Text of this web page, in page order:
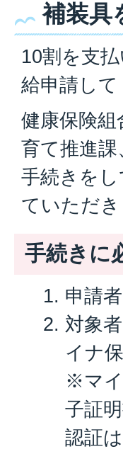
補装具
10割を支
給申請して
健康保険
育て推進
手続きを
ていただき
手続きに
申請
対象
イナ
※マイ
子証
認証